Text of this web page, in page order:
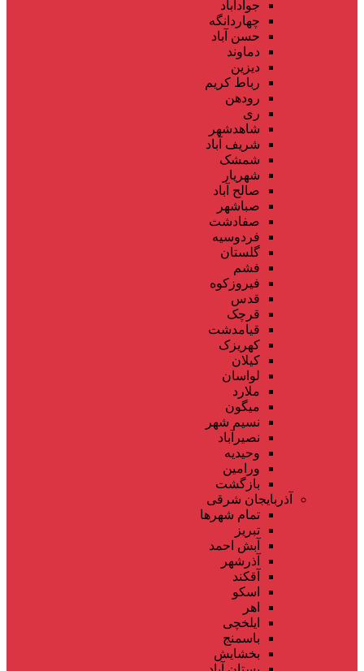
جوادآباد
چهاردانگه
حسن آباد
دماوند
دیزین
رباط کریم
رودهن
ری
شاهدشهر
شریف آباد
شمشک
شهریار
صالح آباد
صباشهر
صفادشت
فردوسیه
گلستان
فشم
فیروزکوه
قدس
قرچک
قیامدشت
کهریزک
کیلان
لواسان
ملارد
میگون
نسیم شهر
نصیرآباد
وحیدیه
ورامین
بازگشت
آذربایجان شرقی
تمام شهر‌ها
تبریز
آبش احمد
آذرشهر
آقکند
اسکو
اهر
ایلخچی
باسمنج
بخشایش